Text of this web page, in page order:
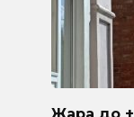
Жара до